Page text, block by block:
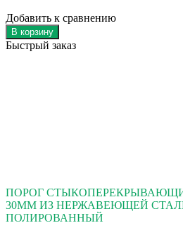
Добавить к сравнению
В корзину
Быстрый заказ
ПОРОГ
30ММ ИЗ НЕРЖАВЕЮЩЕЙ
ПОЛИРОВАННЫЙ